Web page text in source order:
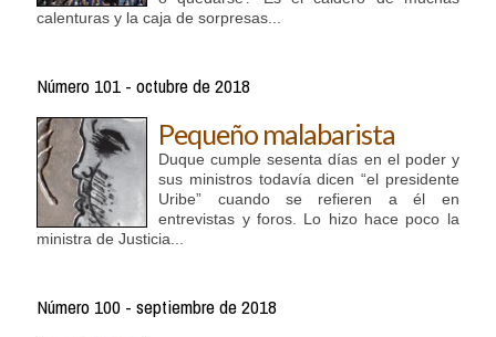
calenturas y la caja de sorpresas...
Número 101 - octubre de 2018
Pequeño malabarista
Duque cumple sesenta días en el poder y
sus ministros todavía dicen “el presidente
Uribe” cuando se refieren a él en
entrevistas y foros. Lo hizo hace poco la
ministra de Justicia...
Número 100 - septiembre de 2018